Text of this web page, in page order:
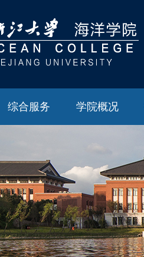
综合服务 学院概况